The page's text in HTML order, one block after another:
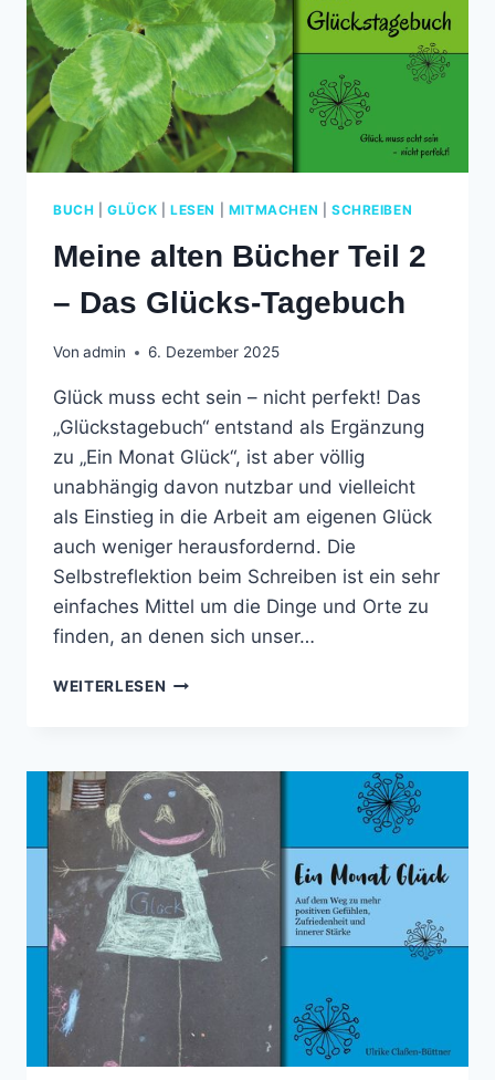
BUCH |GLÜCK LESEN MITMACHEN SCHREIBEN
Meine alten Bücher Teil 2
– Das Glücks-Tagebuch
Von admin 6. Dezember 2025
Glück muss echt sein – nicht perfekt! Das
„Glückstagebuch“ entstand als Ergänzung
zu „Ein Monat Glück“, ist aber völlig
unabhängig davon nutzbar und vielleicht
als Einstieg in die Arbeit am eigenen Glück
auch weniger herausfordernd. Die
Selbstreflektion beim Schreiben ist ein sehr
einfaches Mittel um die Dinge und Orte zu
finden, an denen sich unser…
WEITERLESEN MEINE
2
–
DAS
GLÜCKS-
TAGEBUCH